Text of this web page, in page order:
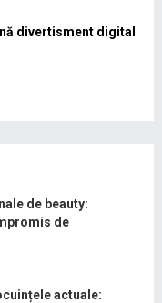
divertisment digital
de beauty:
de
actuale: